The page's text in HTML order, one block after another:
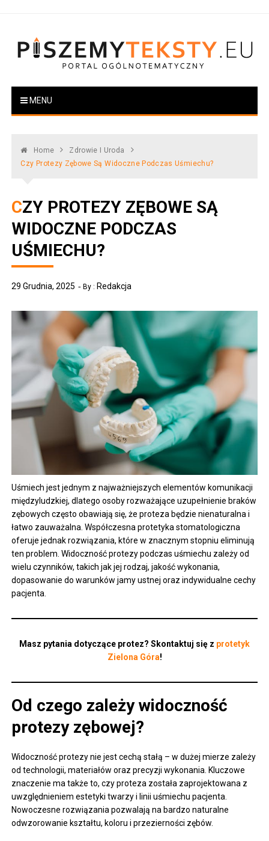
PiszemyTeksty.pl
Portal ogólnotematyczny
MENU
Home
Zdrowie I Uroda
Czy Protezy Zębowe Są Widoczne Podczas Uśmiechu?
CZY PROTEZY ZĘBOWE SĄ
WIDOCZNE PODCZAS
UŚMIECHU?
29 Grudnia, 2025 By : Redakcja
Uśmiech jest jednym z najważniejszych elementów komunikacji
międzyludzkiej, dlatego osoby rozważające uzupełnienie braków
zębowych często obawiają się, że proteza będzie nienaturalna i
łatwo zauważalna. Współczesna protetyka stomatologiczna
oferuje jednak rozwiązania, które w znacznym stopniu eliminują
ten problem. Widoczność protezy podczas uśmiechu zależy od
wielu czynników, takich jak jej rodzaj, jakość wykonania,
dopasowanie do warunków jamy ustnej oraz indywidualne cechy
pacjenta.
Masz pytania dotyczące protez? Skontaktuj się z protetyk
Zielona Góra!
Od czego zależy widoczność
protezy zębowej?
Widoczność protezy nie jest cechą stałą – w dużej mierze zależy
od technologii, materiałów oraz precyzji wykonania. Kluczowe
znaczenie ma także to, czy proteza została zaprojektowana z
uwzględnieniem estetyki twarzy i linii uśmiechu pacjenta.
Nowoczesne rozwiązania pozwalają na bardzo naturalne
odwzorowanie kształtu, koloru i przezierności zębów.